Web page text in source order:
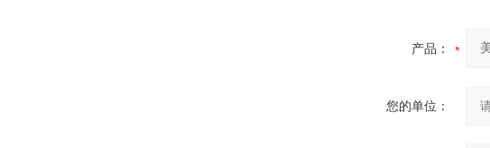
产品：
您的单位：